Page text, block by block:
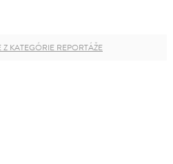
KATEGÓRIE REPORTÁŽE